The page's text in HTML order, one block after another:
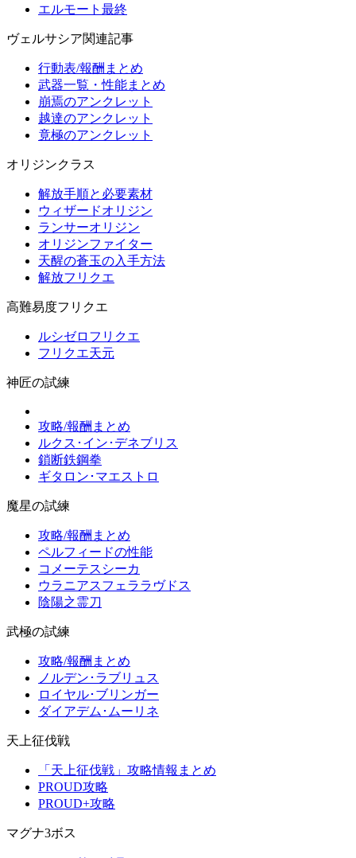
エルモート最終
ヴェルサシア関連記事
行動表/報酬まとめ
武器一覧・性能まとめ
崩焉のアンクレット
越達のアンクレット
竟極のアンクレット
オリジンクラス
解放手順と必要素材
ウィザードオリジン
ランサーオリジン
オリジンファイター
天醒の蒼玉の入手方法
解放フリクエ
高難易度フリクエ
ルシゼロフリクエ
フリクエ天元
神匠の試練
攻略/報酬まとめ
ルクス･イン･デネブリス
鎖断鉄鋼拳
ギタロン･マエストロ
魔星の試練
攻略/報酬まとめ
ペルフィードの性能
コメーテスシーカ
ウラニアスフェララヴドス
陰陽之霊刀
武極の試練
攻略/報酬まとめ
ノルデン･ラブリュス
ロイヤル･ブリンガー
ダイアデム･ムーリネ
天上征伐戦
「天上征伐戦」攻略情報まとめ
PROUD攻略
PROUD+攻略
マグナ3ボス